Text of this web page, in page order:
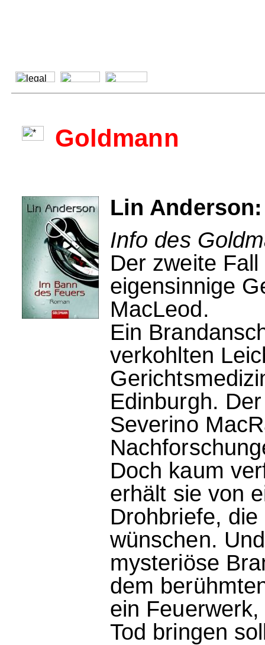
Goldmann
Lin
Info des
Der zweite
eigensinnige
MacLeod.
Ein
verkohlten
Edinburgh.
Severino
Doch kaum
erhält sie von
Drohbriefe,
wünschen.
mysteriöse
dem
ein
Tod bringen